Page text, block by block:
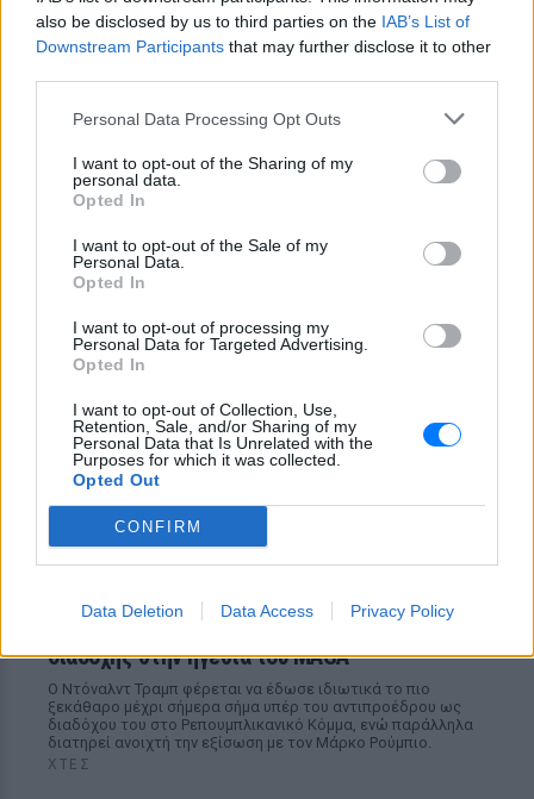
also be disclosed by us to third parties on the IAB’s List of
Downstream Participants that may further disclose it to other
Personal Data Processing Opt Outs
I want to opt-out of the Sharing of my
personal data.
Opted In
I want to opt-out of the Sale of my
Personal Data.
Opted In
I want to opt-out of processing my
Personal Data for Targeted Advertising.
Opted In
I want to opt-out of Collection, Use,
Retention, Sale, and/or Sharing of my
Personal Data that Is Unrelated with the
Purposes for which it was collected.
Opted Out
CONFIRM
Data Deletion Data Access Privacy Policy
Για πάντα στη Ρεάλ Μαδρίτης ο
Βινίσιους: Υπογράφει νέο
Βραζιλιάνος
ΧΤΕΣ
Σύμφωνα με τον Φαμπρίτσιο Ρομάνο ο
Βραζιλιάνος είναι έτοιμος να αποδεχτεί
Meta έξυπνα γυαλιά: Γιατί
εστιατόρια, παμπ και θέατρα
Από τον εστιάτορα Τζέρεμι Κινγκ ως την
πόρτα στα Ray-Ban Meta glasses.
διαδοχής στην ηγεσία του MAGA
Ο Ντόναλντ Τραμπ φέρεται να έδωσε ιδιωτικά το πιο
ξεκάθαρο μέχρι σήμερα σήμα υπέρ του αντιπροέδρου ως
διαδόχου του στο Ρεπουμπλικανικό Κόμμα, ενώ παράλληλα
διατηρεί ανοιχτή την εξίσωση με τον Μάρκο Ρούμπιο.
ΧΤΕΣ